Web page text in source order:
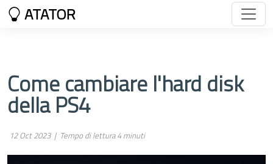
ATATOR
Come cambiare l'hard disk
della PS4
12 Oct 2023 | Tempo di lettura 4 minuti